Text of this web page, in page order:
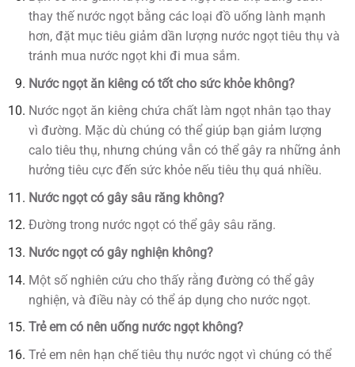
thay thế nước ngọt bằng các loại đồ uống lành mạnh
hơn, đặt mục tiêu giảm dần lượng nước ngọt tiêu thụ và
tránh mua nước ngọt khi đi mua sắm.
Nước ngọt ăn kiêng có tốt cho sức khỏe không?
Nước ngọt ăn kiêng chứa chất làm ngọt nhân tạo thay
vì đường. Mặc dù chúng có thể giúp bạn giảm lượng
calo tiêu thụ, nhưng chúng vẫn có thể gây ra những ảnh
hưởng tiêu cực đến sức khỏe nếu tiêu thụ quá nhiều.
Nước ngọt có gây sâu răng không?
Đường trong nước ngọt có thể gây sâu răng.
Nước ngọt có gây nghiện không?
Một số nghiên cứu cho thấy rằng đường có thể gây
nghiện, và điều này có thể áp dụng cho nước ngọt.
Trẻ em có nên uống nước ngọt không?
Trẻ em nên hạn chế tiêu thụ nước ngọt vì chúng có thể